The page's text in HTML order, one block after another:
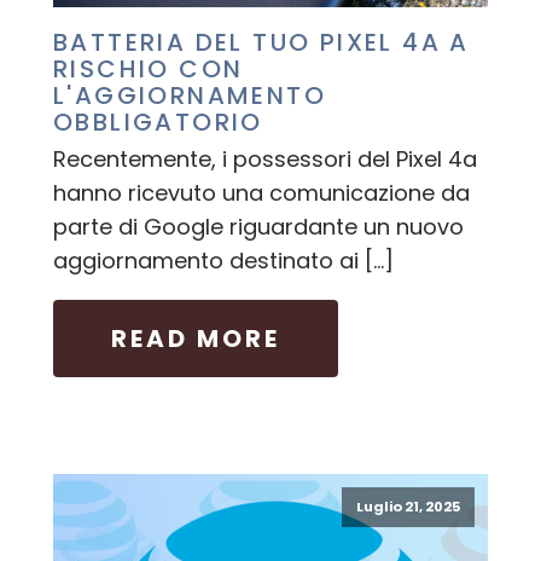
BATTERIA DEL TUO PIXEL 4A A
RISCHIO CON
L'AGGIORNAMENTO
OBBLIGATORIO
Recentemente, i possessori del Pixel 4a
hanno ricevuto una comunicazione da
parte di Google riguardante un nuovo
aggiornamento destinato ai […]
READ MORE
Luglio 21, 2025